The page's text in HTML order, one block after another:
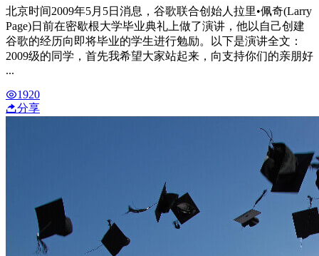
北京时间2009年5月5日消息，谷歌联合创始人拉里•佩奇(Larry
Page)日前在密歇根大学毕业典礼上做了演讲，他以自己创建
谷歌的经历向即将毕业的学生进行勉励。以下是演讲全文：
2009级的同学，首先我希望大家站起来，向支持你们的亲朋好
...
1920
分享